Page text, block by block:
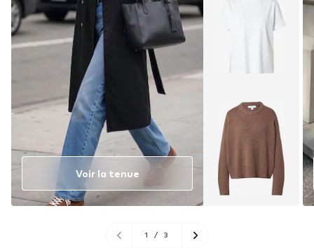
Voir la tenue
1 / 3